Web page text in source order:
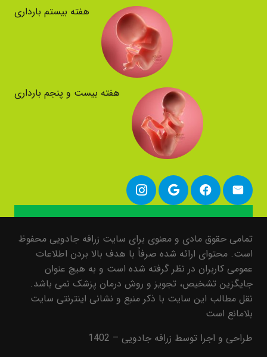
هفته بیستم بارداری
هفته بیست و پنجم بارداری
تمامی حقوق مادی و معنوی برای سایت زرافه جادویی محفوظ
است. محتوای ارائه شده صرفاً با هدف بالا بردن اطلاعات
عمومی کاربران در نظر گرفته شده است و به هیچ عنوان
جایگزین تشخیص، تجویز و روش درمان پزشک نمی باشد.
نقل مطالب این سایت با ذکر منبع و نشانی اینترنتی سایت
بلامانع است
طراحی و اجرا توسط زرافه جادویی – 1402